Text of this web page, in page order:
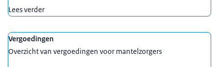
Lees verder
Vergoedingen
Overzicht van vergoedingen voor mantelzorgers